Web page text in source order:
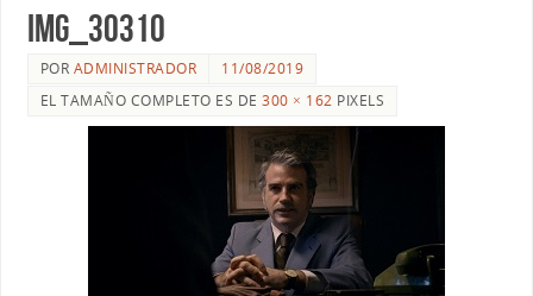
img_30310
POR ADMINISTRADOR
11/08/2019
EL TAMAÑO COMPLETO ES DE300 × 162 PIXELS